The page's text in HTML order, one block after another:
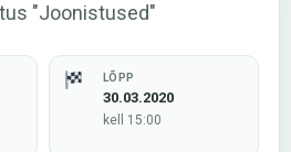
"Joonistused"
LÕPP
30.03.2020
kell 15:00